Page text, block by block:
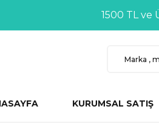
1500 TL ve
KURUMSAL SATIŞ